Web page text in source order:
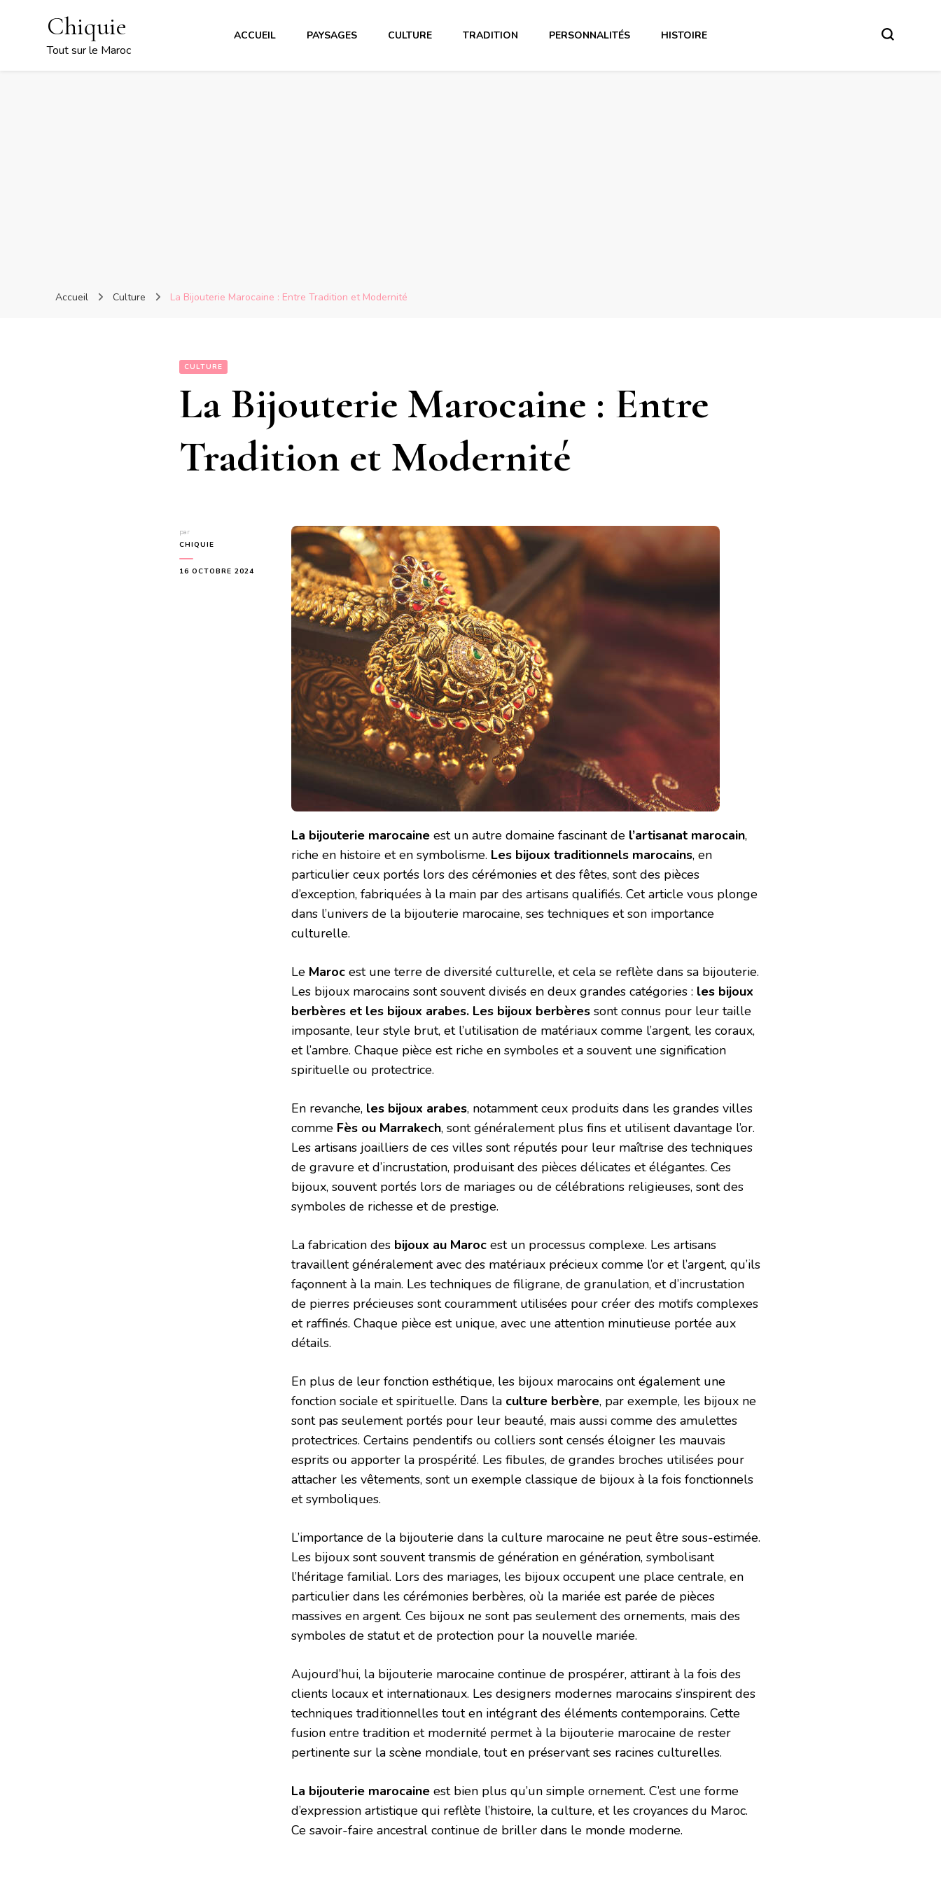
Chiquie
Tout sur le Maroc
ACCUEIL PAYSAGES CULTURE TRADITION PERSONNALITÉS HISTOIRE
Accueil Culture La Bijouterie Marocaine : Entre Tradition et Modernité
CULTURE
La Bijouterie Marocaine : Entre
Tradition et Modernité
par
CHIQUIE
16 OCTOBRE 2024
La bijouterie marocaine est un autre domaine fascinant de l’artisanat marocain,
riche en histoire et en symbolisme. Les bijoux traditionnels marocains, en
particulier ceux portés lors des cérémonies et des fêtes, sont des pièces
d’exception, fabriquées à la main par des artisans qualifiés. Cet article vous plonge
dans l’univers de la bijouterie marocaine, ses techniques et son importance
culturelle.
Le Maroc est une terre de diversité culturelle, et cela se reflète dans sa bijouterie.
Les bijoux marocains sont souvent divisés en deux grandes catégories : les bijoux
berbères et les bijoux arabes. Les bijoux berbères sont connus pour leur taille
imposante, leur style brut, et l’utilisation de matériaux comme l’argent, les coraux,
et l’ambre. Chaque pièce est riche en symboles et a souvent une signification
spirituelle ou protectrice.
En revanche, les bijoux arabes, notamment ceux produits dans les grandes villes
comme Fès ou Marrakech, sont généralement plus fins et utilisent davantage l’or.
Les artisans joailliers de ces villes sont réputés pour leur maîtrise des techniques
de gravure et d’incrustation, produisant des pièces délicates et élégantes. Ces
bijoux, souvent portés lors de mariages ou de célébrations religieuses, sont des
symboles de richesse et de prestige.
La fabrication des bijoux au Maroc est un processus complexe. Les artisans
travaillent généralement avec des matériaux précieux comme l’or et l’argent, qu’ils
façonnent à la main. Les techniques de filigrane, de granulation, et d’incrustation
de pierres précieuses sont couramment utilisées pour créer des motifs complexes
et raffinés. Chaque pièce est unique, avec une attention minutieuse portée aux
détails.
En plus de leur fonction esthétique, les bijoux marocains ont également une
fonction sociale et spirituelle. Dans la culture berbère, par exemple, les bijoux ne
sont pas seulement portés pour leur beauté, mais aussi comme des amulettes
protectrices. Certains pendentifs ou colliers sont censés éloigner les mauvais
esprits ou apporter la prospérité. Les fibules, de grandes broches utilisées pour
attacher les vêtements, sont un exemple classique de bijoux à la fois fonctionnels
et symboliques.
L’importance de la bijouterie dans la culture marocaine ne peut être sous-estimée.
Les bijoux sont souvent transmis de génération en génération, symbolisant
l’héritage familial. Lors des mariages, les bijoux occupent une place centrale, en
particulier dans les cérémonies berbères, où la mariée est parée de pièces
massives en argent. Ces bijoux ne sont pas seulement des ornements, mais des
symboles de statut et de protection pour la nouvelle mariée.
Aujourd’hui, la bijouterie marocaine continue de prospérer, attirant à la fois des
clients locaux et internationaux. Les designers modernes marocains s’inspirent des
techniques traditionnelles tout en intégrant des éléments contemporains. Cette
fusion entre tradition et modernité permet à la bijouterie marocaine de rester
pertinente sur la scène mondiale, tout en préservant ses racines culturelles.
La bijouterie marocaine est bien plus qu’un simple ornement. C’est une forme
d’expression artistique qui reflète l’histoire, la culture, et les croyances du Maroc.
Ce savoir-faire ancestral continue de briller dans le monde moderne.